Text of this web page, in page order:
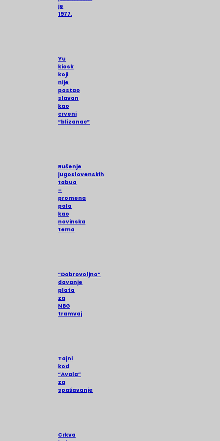
je
1977.
Yu
kiosk
koji
nije
postao
slavan
kao
crveni
“blizanac”
Rušenje
jugoslovenskih
tabua
–
promena
pola
kao
novinska
tema
“Dobrovoljno”
davanje
plata
za
NBG
tramvaj
Tajni
kod
“Avala”
za
spašavanje
Crkva